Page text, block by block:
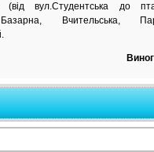
(від вул.Студентська до
Вчительська,